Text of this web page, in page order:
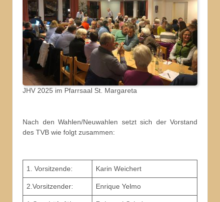
JHV 2025 im Pfarrsaal St. Margareta
Nach den Wahlen/Neuwahlen setzt sich der Vorstand
des TVB wie folgt zusammen:
1. Vorsitzende: Karin Weichert
2.Vorsitzender: Enrique Yelmo